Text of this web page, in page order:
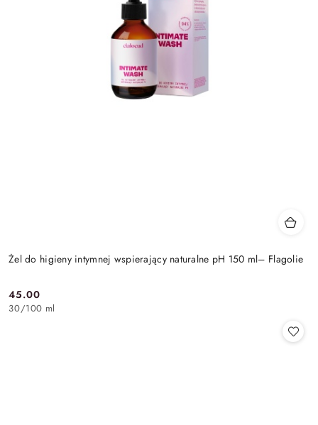
Żel do higieny intymnej wspierający naturalne pH 150 ml– Flagolie
Cena:
45.00
30/100 ml